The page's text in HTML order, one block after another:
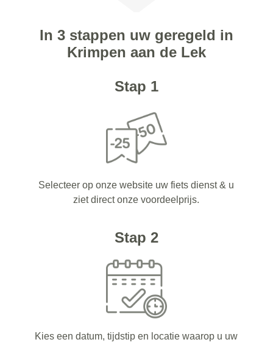
In 3 stappen uw geregeld in
Krimpen aan de Lek
Stap 1
Selecteer op onze website uw fiets dienst & u
ziet direct onze voordeelprijs.
Stap 2
Kies een datum, tijdstip en locatie waarop u uw